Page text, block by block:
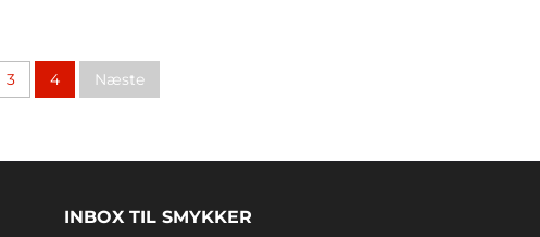
3 4 Næste
INBOX TIL SMYKKER